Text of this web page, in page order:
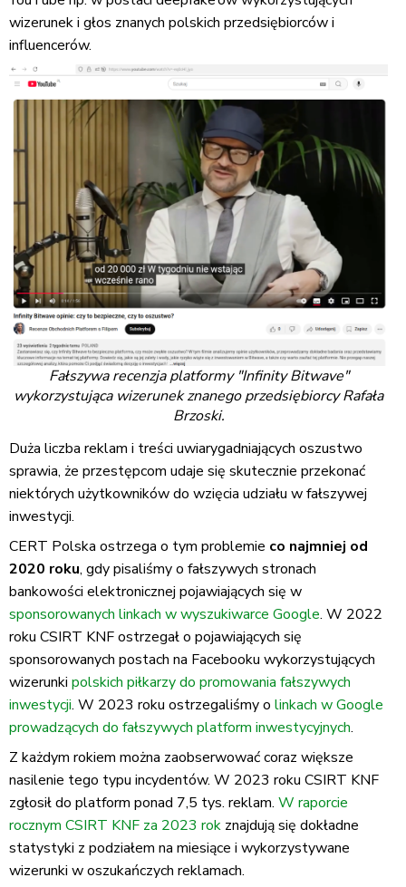
wizerunek i głos znanych polskich przedsiębiorców i
influencerów.
Fałszywa recenzja platformy "Infinity Bitwave"
wykorzystująca wizerunek znanego przedsiębiorcy Rafała
Brzoski.
Duża liczba reklam i treści uwiarygadniających oszustwo
sprawia, że przestępcom udaje się skutecznie przekonać
niektórych użytkowników do wzięcia udziału w fałszywej
inwestycji.
CERT Polska ostrzega o tym problemie co najmniej od
2020 roku, gdy pisaliśmy o fałszywych stronach
bankowości elektronicznej pojawiających się w
sponsorowanych linkach w wyszukiwarce Google. W 2022
roku CSIRT KNF ostrzegał o pojawiających się
sponsorowanych postach na Facebooku wykorzystujących
wizerunki polskich piłkarzy do promowania fałszywych
inwestycji. W 2023 roku ostrzegaliśmy o linkach w Google
prowadzących do fałszywych platform inwestycyjnych.
Z każdym rokiem można zaobserwować coraz większe
nasilenie tego typu incydentów. W 2023 roku CSIRT KNF
zgłosił do platform ponad 7,5 tys. reklam. W raporcie
rocznym CSIRT KNF za 2023 rok znajdują się dokładne
statystyki z podziałem na miesiące i wykorzystywane
wizerunki w oszukańczych reklamach.